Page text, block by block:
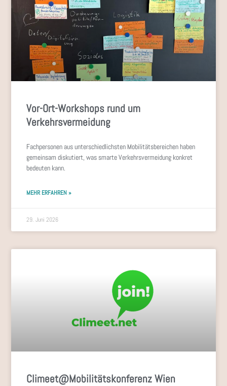
Vor-Ort-Workshops rund um
Verkehrsvermeidung
Fachpersonen aus unterschiedlichsten Mobilitätsbereichen haben
gemeinsam diskutiert, was smarte Verkehrsvermeidung konkret
bedeuten kann.
MEHR ERFAHREN »
29. Juni 2026
Climeet@Mobilitätskonferenz Wien